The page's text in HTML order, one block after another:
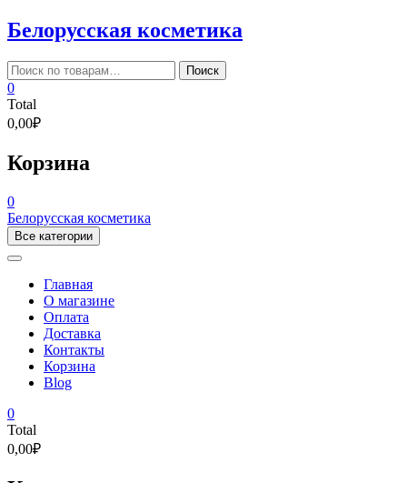
Skip
to
content
Белорусская косметика
Искать: Поиск
0
Total
0,00₽
Корзина
0
Белорусская косметика
Все категории
Главная
О магазине
Оплата
Доставка
Контакты
Корзина
Blog
0
Total
0,00₽